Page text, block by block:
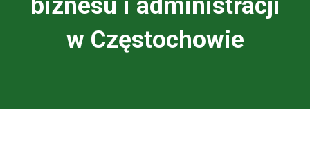
w Częstochowie